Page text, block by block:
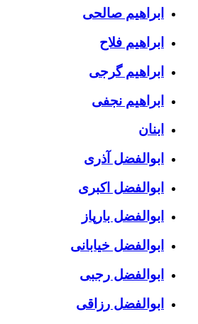
ابراهیم صالحی
ابراهیم فلاح
ابراهیم گرجی
ابراهیم نجفی
ابنان
ابوالفضل آذری
ابوالفضل اکبری
ابوالفضل بارپاز
ابوالفضل خیابانی
ابوالفضل رجبی
ابوالفضل رزاقی